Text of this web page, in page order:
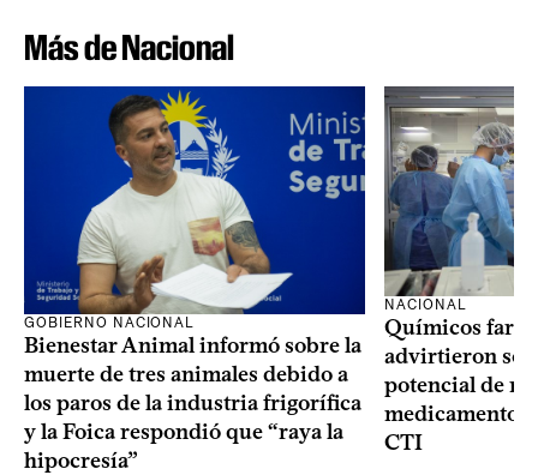
Más de Nacional
GOBIERNO NACIONAL
Bienestar Animal informó sobre la
muerte de tres animales debido a
los paros de la industria frigorífica
y la Foica respondió que “raya la
hipocresía”
NACIONAL
Químicos
advirtieron
potencial de
medicamentos
CTI